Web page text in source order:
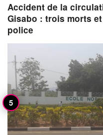
Accident de la
Gisabo : trois morts
police